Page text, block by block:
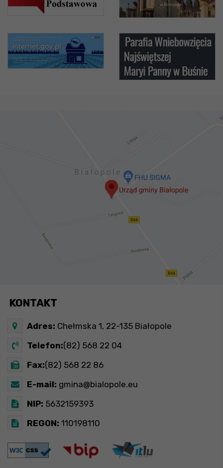
KONTAKT
Adres: Chełmska 1, 22-135 Białopole
Telefon:(82) 568 22 04
Fax:(82) 568 22 86
E-mail: gmina@bialopole.eu
NIP: 5632159393
REGON: 110198110